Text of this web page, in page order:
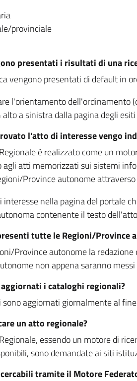
provinciale
presentati i risultati di una
vengono presentati di default in
l'orientamento
a sinistra dalla pagina degli
l'atto di interesse vengo
è realizzato come un
atti memorizzati sui sistemi
Province autonome
nella pagina del portale
contenente il testo
tutte le Regioni/Province
Province autonome la
non appena saranno
i cataloghi regionali?
aggiornati giornalmente al
un atto regionale?
essendo un motore di
sono demandate ai siti
tramite il Motore